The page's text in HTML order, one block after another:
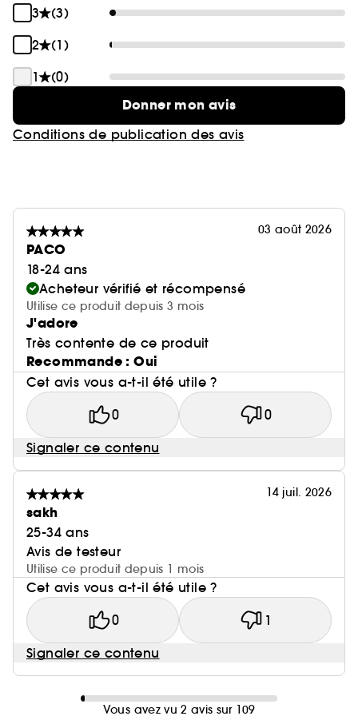
3
(3)
2
(1)
1
(0)
Donner mon avis
Conditions de publication des avis
03 août 2026
PACO
18-24 ans
Acheteur vérifié et récompensé
Utilise ce produit depuis 3 mois
J'adore
Très contente de ce produit
Recommande : Oui
Cet avis vous a-t-il été utile ?
0 0
Signaler ce contenu
14 juil. 2026
sakh
25-34 ans
Avis de testeur
Utilise ce produit depuis 1 mois
Cet avis vous a-t-il été utile ?
0 1
Signaler ce contenu
Vous avez vu 2 avis sur 109